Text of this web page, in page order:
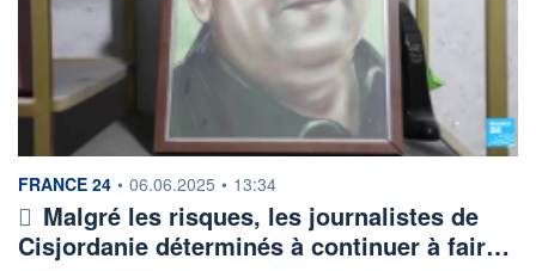
information fournie par
FRANCE 24 • 06.06.2025 • 13:34
Malgré les risques, les journalistes de
Cisjordanie déterminés à continuer à fair…